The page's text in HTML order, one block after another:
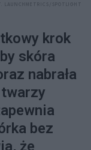
krok
skóra
nabrała
bez
że